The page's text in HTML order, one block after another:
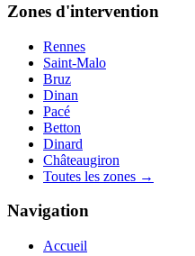
Zones d'intervention
Rennes
Saint-Malo
Bruz
Dinan
Pacé
Betton
Dinard
Châteaugiron
Toutes les zones →
Navigation
Accueil